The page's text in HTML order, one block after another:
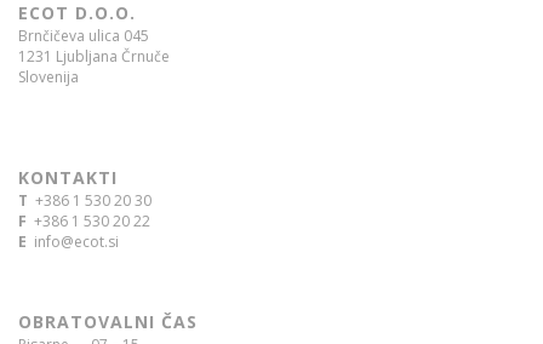
ECOT D.O.O.
Brnčičeva ulica 045
1231 Ljubljana Črnuče
Slovenija
KONTAKTI
T +386 1 530 20 30
F +386 1 530 20 22
E info@ecot.si
OBRATOVALNI ČAS